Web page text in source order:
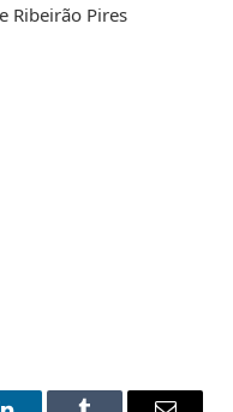
Ribeirão Pires